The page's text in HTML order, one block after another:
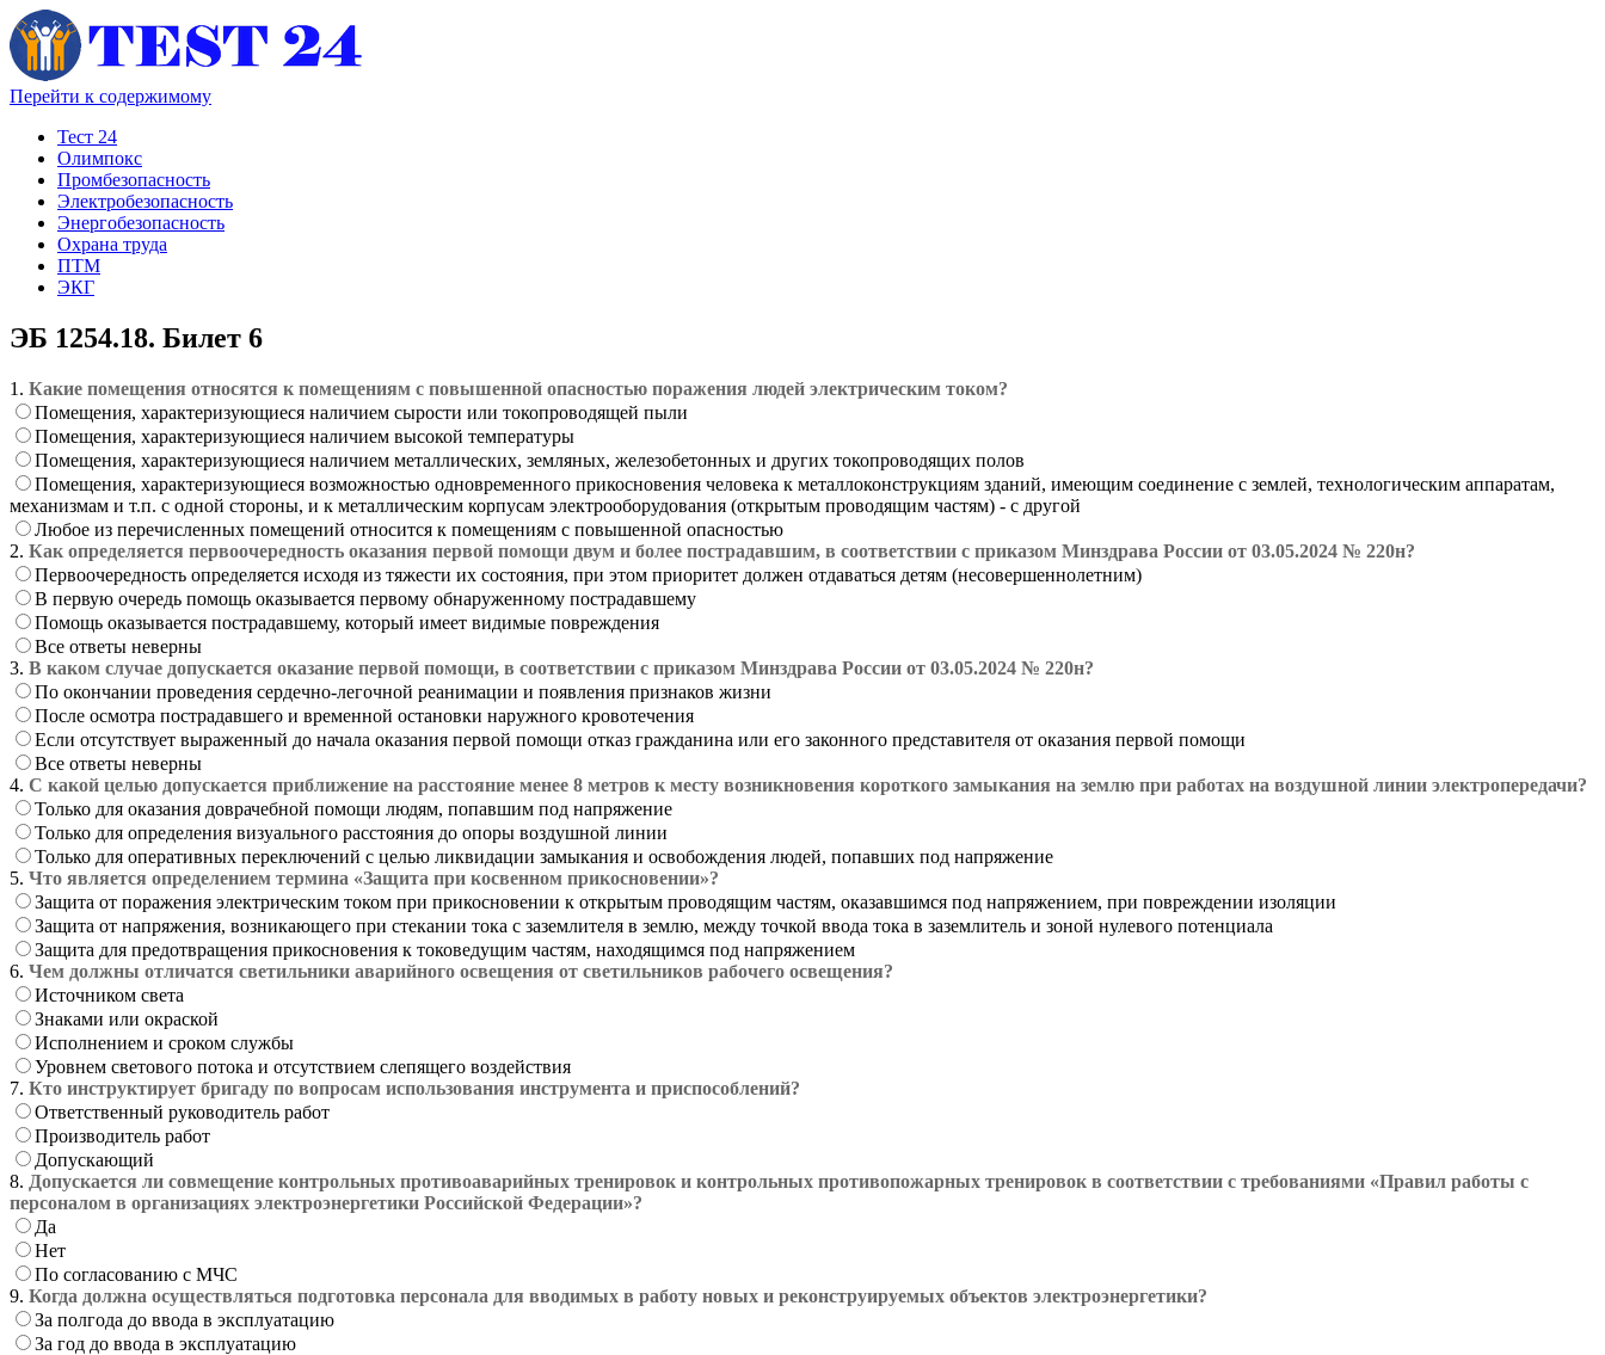
Перейти к содержимому
Тест 24
Олимпокс
Промбезопасность
Электробезопасность
Энергобезопасность
Охрана труда
ПТМ
ЭКГ
ЭБ 1254.18. Билет 6
1. Какие помещения относятся к помещениям с повышенной опасностью поражения людей электрическим током?
Помещения, характеризующиеся наличием сырости или токопроводящей пыли
Помещения, характеризующиеся наличием высокой температуры
Помещения, характеризующиеся наличием металлических, земляных, железобетонных и других токопроводящих полов
Помещения, характеризующиеся возможностью одновременного прикосновения человека к металлоконструкциям зданий, имеющим соединение с землей, технологическим аппаратам,
механизмам и т.п. с одной стороны, и к металлическим корпусам электрооборудования (открытым проводящим частям) - с другой
Любое из перечисленных помещений относится к помещениям с повышенной опасностью
2. Как определяется первоочередность оказания первой помощи двум и более пострадавшим, в соответствии с приказом Минздрава России от 03.05.2024 № 220н?
Первоочередность определяется исходя из тяжести их состояния, при этом приоритет должен отдаваться детям (несовершеннолетним)
В первую очередь помощь оказывается первому обнаруженному пострадавшему
Помощь оказывается пострадавшему, который имеет видимые повреждения
Все ответы неверны
3. В каком случае допускается оказание первой помощи, в соответствии с приказом Минздрава России от 03.05.2024 № 220н?
По окончании проведения сердечно-легочной реанимации и появления признаков жизни
После осмотра пострадавшего и временной остановки наружного кровотечения
Если отсутствует выраженный до начала оказания первой помощи отказ гражданина или его законного представителя от оказания первой помощи
Все ответы неверны
4. С какой целью допускается приближение на расстояние менее 8 метров к месту возникновения короткого замыкания на землю при работах на воздушной линии электропередачи?
Только для оказания доврачебной помощи людям, попавшим под напряжение
Только для определения визуального расстояния до опоры воздушной линии
Только для оперативных переключений с целью ликвидации замыкания и освобождения людей, попавших под напряжение
5. Что является определением термина «Защита при косвенном прикосновении»?
Защита от поражения электрическим током при прикосновении к открытым проводящим частям, оказавшимся под напряжением, при повреждении изоляции
Защита от напряжения, возникающего при стекании тока с заземлителя в землю, между точкой ввода тока в заземлитель и зоной нулевого потенциала
Защита для предотвращения прикосновения к токоведущим частям, находящимся под напряжением
6. Чем должны отличатся светильники аварийного освещения от светильников рабочего освещения?
Источником света
Знаками или окраской
Исполнением и сроком службы
Уровнем светового потока и отсутствием слепящего воздействия
7. Кто инструктирует бригаду по вопросам использования инструмента и приспособлений?
Ответственный руководитель работ
Производитель работ
Допускающий
8. Допускается ли совмещение контрольных противоаварийных тренировок и контрольных противопожарных тренировок в соответствии с требованиями «Правил работы с
персоналом в организациях электроэнергетики Российской Федерации»?
Да
Нет
По согласованию с МЧС
9. Когда должна осуществляться подготовка персонала для вводимых в работу новых и реконструируемых объектов электроэнергетики?
За полгода до ввода в эксплуатацию
За год до ввода в эксплуатацию